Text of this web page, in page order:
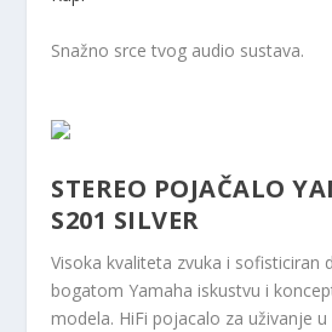
Snažno srce tvog audio sustava.
STEREO POJAČALO
S201 SILVER
Visoka kvaliteta zvuka i sofisticiran
bogatom Yamaha iskustvu i
modela. HiFi pojacalo za uživanje